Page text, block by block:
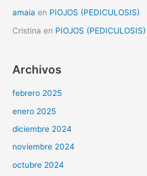
amaia en PIOJOS (PEDICULOSIS)
Cristina en PIOJOS (PEDICULOSIS)
Archivos
febrero 2025
enero 2025
diciembre 2024
noviembre 2024
octubre 2024